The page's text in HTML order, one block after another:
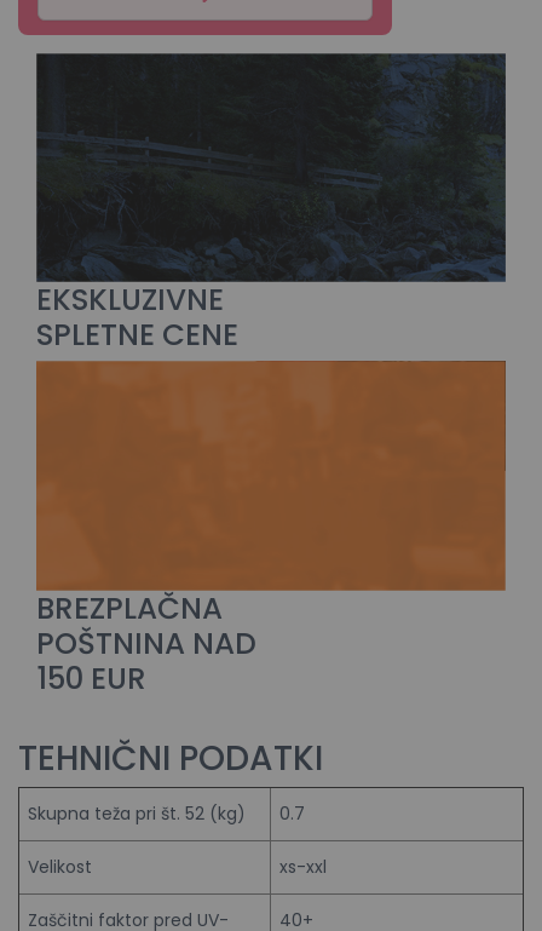
EKSKLUZIVNE
SPLETNE CENE
BREZPLAČNA
POŠTNINA NAD
150 EUR
TEHNIČNI PODATKI
Skupna teža pri št. 52 (kg) 0.7
Velikost xs-xxl
Zaščitni faktor pred UV-
40+